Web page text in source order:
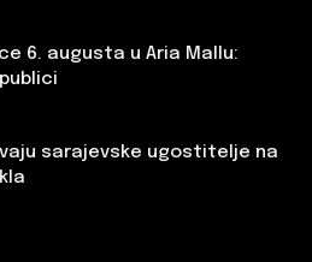
6. augusta u Aria Mallu:
sarajevske ugostitelje na